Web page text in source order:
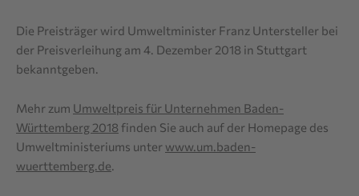
Die Preisträger wird Umweltminister Franz Untersteller bei
der Preisverleihung am 4. Dezember 2018 in Stuttgart
bekanntgeben.
Mehr zum Umweltpreis für Unternehmen Baden-
Württemberg 2018 finden Sie auch auf der Homepage des
Umweltministeriums unter www.um.baden-
wuerttemberg.de.